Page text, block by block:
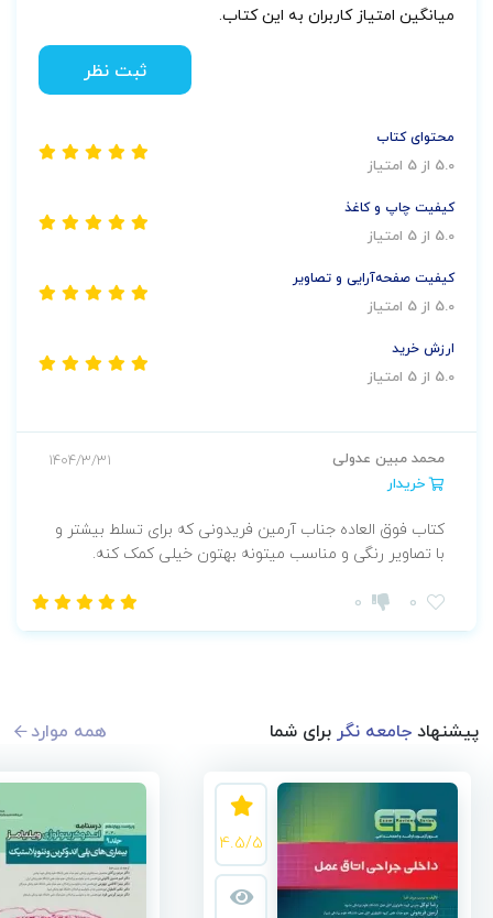
میانگین امتیاز کاربران به این کتاب.
ثبت نظر
محتوای کتاب
5.0 از 5 امتیاز
کیفیت چاپ و کاغذ
5.0 از 5 امتیاز
کیفیت صفحه‌آرایی و تصاویر
5.0 از 5 امتیاز
ارزش خرید
5.0 از 5 امتیاز
محمد مبین عدولی
خریدار
1404/3/31
کتاب فوق العاده جناب آرمین فریدونی که برای تسلط بیشتر و
با تصاویر رنگی و مناسب میتونه بهتون خیلی کمک کنه‌.
0
0
پیشنهادجامعه نگر برای شما همه موارد
4.5/5